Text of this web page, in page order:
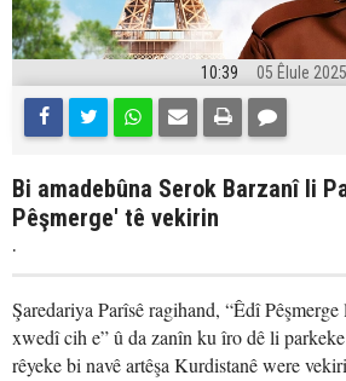
10:39 05 Êlule 2025
Bi amadebûna Serok Barzanî li
Pêşmerge' tê vekirin
.
Şaredariya Parîsê ragihand, “Êdî Pêşmerge
xwedî cih e” û da zanîn ku îro dê li
rêyeke bi navê artêşa Kurdistanê were